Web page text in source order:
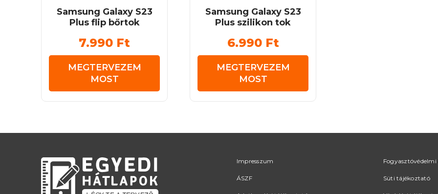
Samsung Galaxy S23
Plus flip bőrtok
7.990 Ft
MEGTERVEZEM
MOST
Samsung Galaxy S23
Plus szilikon tok
6.990 Ft
MEGTERVEZEM
MOST
Impresszum
ÁSZF Süti tájékoztató